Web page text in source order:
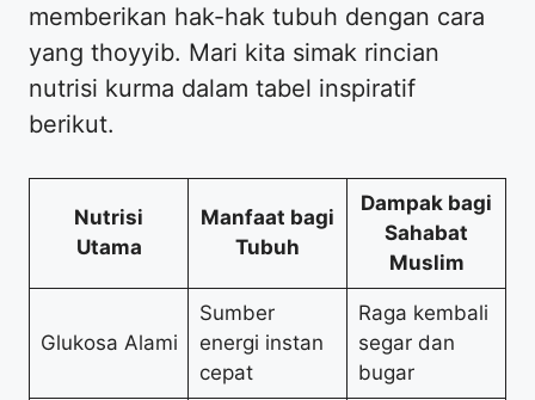
memberikan hak-hak tubuh dengan cara
yang thoyyib. Mari kita simak rincian
nutrisi kurma dalam tabel inspiratif
berikut.
Nutrisi
Utama
Manfaat bagi
Tubuh
Dampak bagi
Sahabat
Muslim
Glukosa Alami
Sumber
energi instan
cepat
Raga kembali
segar dan
bugar